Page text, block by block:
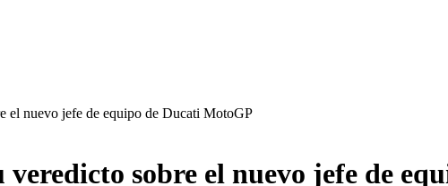
el nuevo jefe de equipo de Ducati MotoGP
sobre el nuevo jefe de